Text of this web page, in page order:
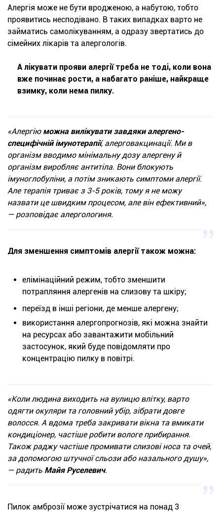
Алергія може не бути вродженою, а набутою, тобто
проявитись несподівано. В таких випадках варто не
займатись самолікуванням, а одразу звертатись до
сімейних лікарів та алергологів.
А лікувати прояви алергії треба не тоді, коли вона
вже починає рости, а набагато раніше, найкраще
взимку, коли нема пилку.
«Алергію можна вилікувати завдяки алергено-
специфічній імунотерапії, алерговакцинації. Ми в
організм вводимо мінімальну дозу алергену й
організм виробляє антитіла. Вони блокують
імуноглобуліни, а потім зникають симптоми алергії.
Але терапія триває з 3-5 років, тому я не можу
назвати це швидким процесом, але він ефективний»,
— розповідає алергологиня.
Для зменшення симптомів алергії також можна:
елімінаційний режим, тобто зменшити
потрапляння алергенів на слизову та шкіру;
переїзд в інші регіони, де менше алергену;
використання алергопрогнозів, які можна знайти
на ресурсах або завантажити мобільний
застосунок, який буде повідомляти про
концентрацію пилку в повітрі.
«Коли людина виходить на вулицю влітку, варто
одягти окуляри та головний убір, зібрати довге
волосся. А вдома треба закривати вікна та вмикати
кондиціонер, частіше робити вологе прибирання.
Також раджу частіше промивати слизові носа та очей,
за допомогою штучної сльози або назального душу»,
— радить Майя Руселевич.
Пилок амброзії може зустрічатися на понад 3